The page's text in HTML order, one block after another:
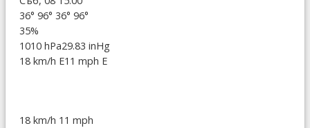
36° 96° 36° 96°
35%
1010 hPa29.83 inHg
18 km/h E11 mph E
18 km/h 11 mph